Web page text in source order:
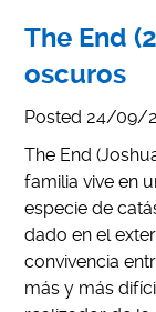
The End
oscuros
Posted 24/09/
The End
familia vive en
especie de
dado en el
convivencia
más y más